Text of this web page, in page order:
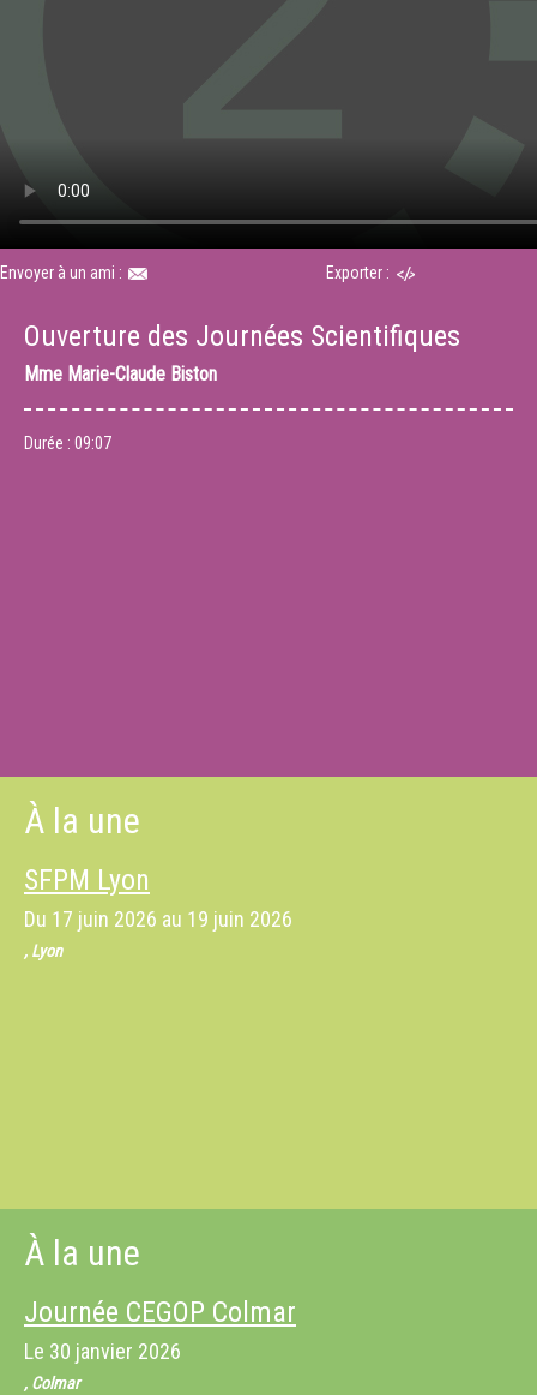
Envoyer à un ami : Exporter :
Ouverture des Journées Scientifiques
Mme Marie-Claude Biston
Durée : 09:07
À la une
SFPM Lyon
Du 17 juin 2026 au 19 juin 2026
, Lyon
À la une
Journée CEGOP Colmar
Le 30 janvier 2026
, Colmar